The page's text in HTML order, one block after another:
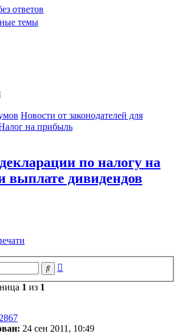
ответов
темы
Новости от законодателей для
на прибыль
по налогу на
выплате дивидендов
Поиск
1 из 1
2867
24 сен 2011, 10:49